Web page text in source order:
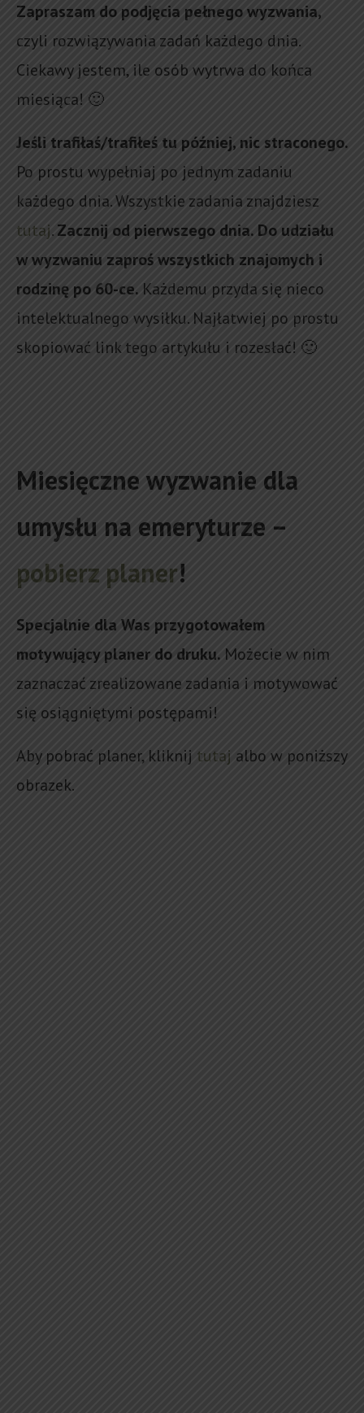
Zapraszam do podjęcia pełnego wyzwania,
czyli rozwiązywania zadań każdego dnia.
Ciekawy jestem, ile osób wytrwa do końca
miesiąca! 🙂
Jeśli trafiłaś/trafiłeś tu później, nic straconego.
Po prostu wypełniaj po jednym zadaniu
każdego dnia. Wszystkie zadania znajdziesz
tutaj.Zacznij od pierwszego dnia. Do udziału
w wyzwaniu zaproś wszystkich znajomych i
rodzinę po 60-ce. Każdemu przyda się nieco
intelektualnego wysiłku. Najłatwiej po prostu
skopiować link tego artykułu i rozesłać! 🙂
Miesięczne wyzwanie dla
umysłu na emeryturze –
pobierz planer!
Specjalnie dla Was przygotowałem
motywujący planer do druku. Możecie w nim
zaznaczać zrealizowane zadania i motywować
się osiągniętymi postępami!
Aby pobrać planer, kliknij tutaj albo w poniższy
obrazek.